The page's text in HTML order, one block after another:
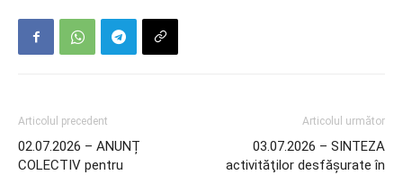
Articolul precedent
02.07.2026 – ANUNȚ
COLECTIV pentru
Articolul următor
03.07.2026 – SINTEZA
activităţilor desfăşurate în